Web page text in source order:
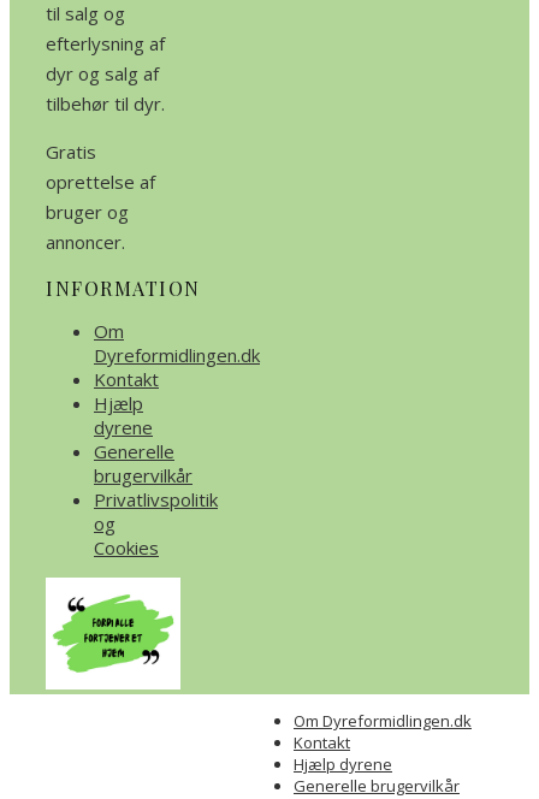
til salg og
efterlysning af
dyr og salg af
tilbehør til dyr.
Gratis
oprettelse af
bruger og
annoncer.
INFORMATION
Om
Dyreformidlingen.dk
Kontakt
Hjælp
dyrene
Generelle
brugervilkår
Privatlivspolitik
og
Cookies
Om Dyreformidlingen.dk
Kontakt
Hjælp dyrene
Generelle brugervilkår